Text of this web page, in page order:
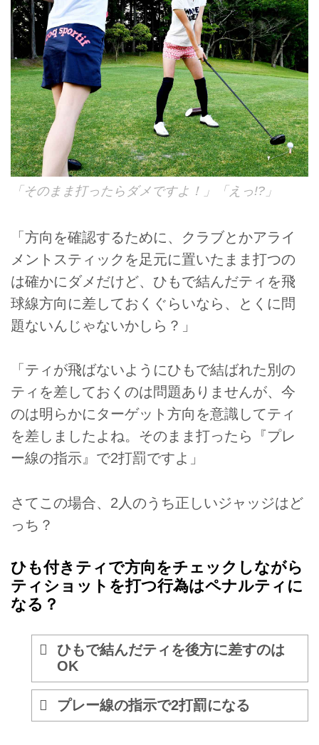
「そのまま打ったらダメですよ！」「えっ!?」
「方向を確認するために、クラブとかアライ
メントスティックを足元に置いたまま打つの
は確かにダメだけど、ひもで結んだティを飛
球線方向に差しておくぐらいなら、とくに問
題ないんじゃないかしら？」
「ティが飛ばないようにひもで結ばれた別の
ティを差しておくのは問題ありませんが、今
のは明らかにターゲット方向を意識してティ
を差しましたよね。そのまま打ったら『プレ
ー線の指示』で2打罰ですよ」
さてこの場合、2人のうち正しいジャッジはど
っち？
ひも付きティで方向をチェックしながら
ティショットを打つ行為はペナルティに
なる？
ひもで結んだティを後方に差すのは
OK
プレー線の指示で2打罰になる